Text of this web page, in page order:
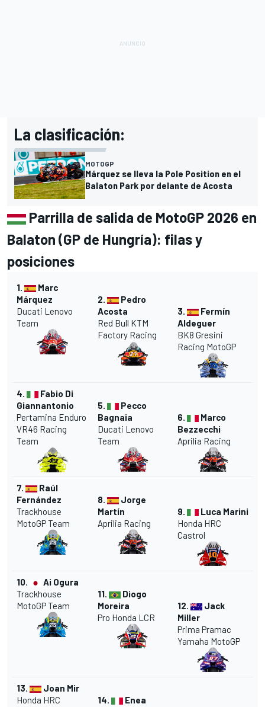
La clasificación:
MOTOGP
Márquez se lleva la Pole Position en el
Balaton Park por delante de Acosta
Parrilla de salida de MotoGP 2026 en
Balaton (GP de Hungría): filas y
posiciones
1.
Marc
Márquez
Ducati Lenovo
Team
2.
Pedro
Acosta
Red Bull KTM
Factory Racing
3.
Fermín
Aldeguer
BK8 Gresini
Racing MotoGP
4.
Fabio Di
Giannantonio
Pertamina Enduro
VR46 Racing
Team
5.
Pecco
Bagnaia
Ducati Lenovo
Team
6.
Marco
Bezzecchi
Aprilia Racing
7.
Raúl
Fernández
Trackhouse
MotoGP Team
8.
Jorge
Martín
Aprilia Racing
9.
Luca Marini
Honda HRC
Castrol
10.
Ai Ogura
Trackhouse
MotoGP Team
11.
Diogo
Moreira
Pro Honda LCR
12.
Jack
Miller
Prima Pramac
Yamaha MotoGP
13.
Joan Mir
Honda HRC
14.
Enea